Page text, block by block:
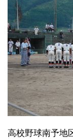
高校野球南予地